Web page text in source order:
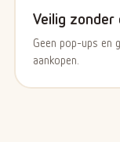
Veilig zonder
Geen pop-ups en
aankopen.